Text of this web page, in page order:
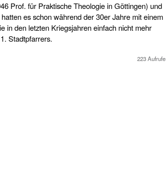
Prof. für Praktische Theologie in Göttingen) und
es schon während der 30er Jahre mit einem
in den letzten Kriegsjahren einfach nicht mehr
Stadtpfarrers.
223 Aufrufe